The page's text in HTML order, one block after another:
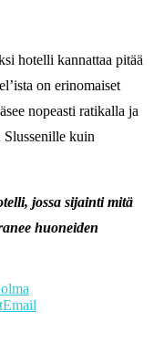
hotelli kannattaa pitää
on erinomaiset
nopeasti ratikalla ja
kuin
jossa sijainti mitä
huoneiden
Email